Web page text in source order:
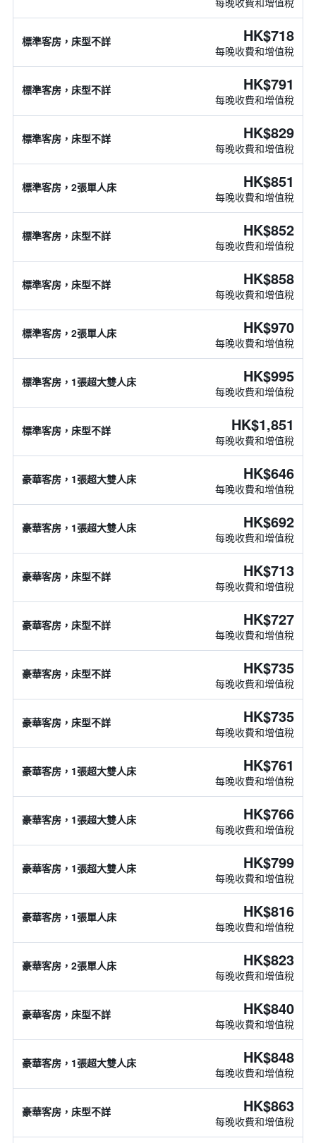
標準客房，床型不詳 HK$718
每晚收費和增值稅
標準客房，床型不詳 HK$791
每晚收費和增值稅
標準客房，床型不詳 HK$829
每晚收費和增值稅
標準客房，2張單人床 HK$851
每晚收費和增值稅
標準客房，床型不詳 HK$852
每晚收費和增值稅
標準客房，床型不詳 HK$858
每晚收費和增值稅
標準客房，2張單人床 HK$970
每晚收費和增值稅
標準客房，1張超大雙人床 HK$995
每晚收費和增值稅
標準客房，床型不詳 HK$1,851
每晚收費和增值稅
豪華客房，1張超大雙人床 HK$646
每晚收費和增值稅
豪華客房，1張超大雙人床 HK$692
每晚收費和增值稅
豪華客房，床型不詳 HK$713
每晚收費和增值稅
豪華客房，床型不詳 HK$727
每晚收費和增值稅
豪華客房，床型不詳 HK$735
每晚收費和增值稅
豪華客房，床型不詳 HK$735
每晚收費和增值稅
豪華客房，1張超大雙人床 HK$761
每晚收費和增值稅
豪華客房，1張超大雙人床 HK$766
每晚收費和增值稅
豪華客房，1張超大雙人床 HK$799
每晚收費和增值稅
豪華客房，1張單人床 HK$816
每晚收費和增值稅
豪華客房，2張單人床 HK$823
每晚收費和增值稅
豪華客房，床型不詳 HK$840
每晚收費和增值稅
豪華客房，1張超大雙人床 HK$848
每晚收費和增值稅
豪華客房，床型不詳 HK$863
每晚收費和增值稅